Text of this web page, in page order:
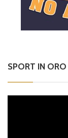
SPORT IN